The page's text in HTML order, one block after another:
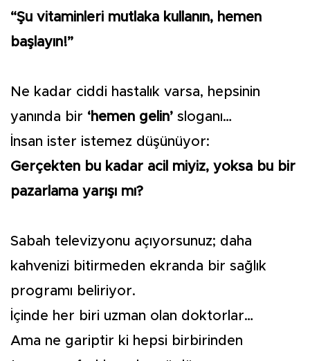
“Şu vitaminleri mutlaka kullanın, hemen
başlayın!”
Ne kadar ciddi hastalık varsa, hepsinin
yanında bir ‘hemen gelin’ sloganı…
İnsan ister istemez düşünüyor:
Gerçekten bu kadar acil miyiz, yoksa bu bir
pazarlama yarışı mı?
Sabah televizyonu açıyorsunuz; daha
kahvenizi bitirmeden ekranda bir sağlık
programı beliriyor.
İçinde her biri uzman olan doktorlar…
Ama ne gariptir ki hepsi birbirinden